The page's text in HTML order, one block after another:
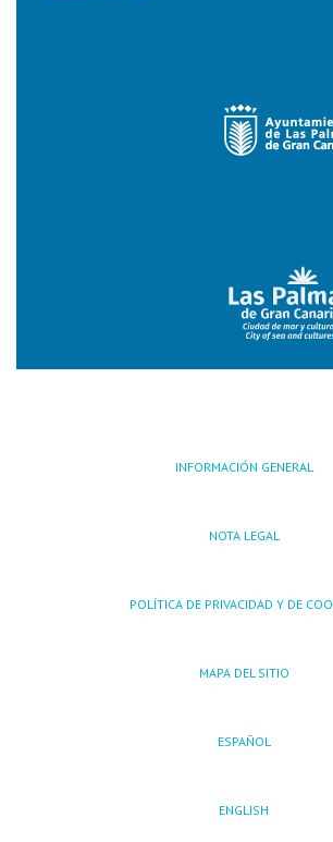
INFORMACIÓN GENERAL
NOTA LEGAL
POLÍTICA DE PRIVACIDAD Y DE
MAPA DEL SITIO
ESPAÑOL
ENGLISH